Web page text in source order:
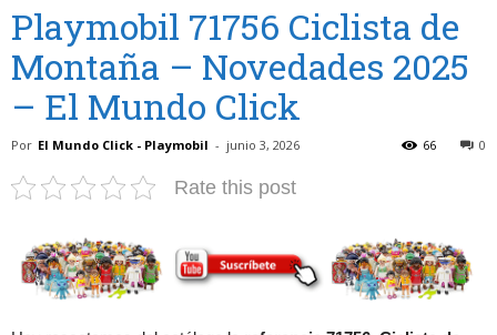
Playmobil 71756 Ciclista de
Montaña – Novedades 2025
– El Mundo Click
Por El Mundo Click - Playmobil - junio 3, 2026 0
66
Rate this post